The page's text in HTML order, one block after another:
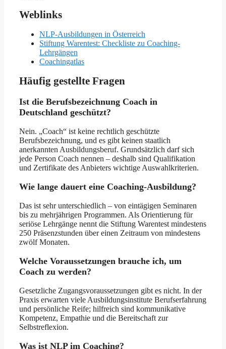
Weblinks
NLP-Ausbildungen in Österreich
Stiftung Warentest: Checkliste zu Coaching-
Lehrgängen
Coachingatlas
Häufig gestellte Fragen
Ist die Berufsbezeichnung Coach in
Deutschland geschützt?
Nein. „Coach“ ist keine rechtlich geschützte
Berufsbezeichnung, und es gibt keinen staatlich
anerkannten Ausbildungsberuf. Grundsätzlich darf sich
jede Person Coach nennen – deshalb sind Qualifikation
und Zertifikate des Anbieters wichtige Auswahlkriterien.
Wie lange dauert eine Coaching-Ausbildung?
Das ist sehr unterschiedlich – von eintägigen Seminaren
bis zu mehrjährigen Programmen. Als Orientierung für
seriöse Lehrgänge nennt die Stiftung Warentest mindestens
250 Präsenzstunden über einen Zeitraum von mindestens
zwölf Monaten.
Welche Voraussetzungen brauche ich, um
Coach zu werden?
Gesetzliche Zugangsvoraussetzungen gibt es nicht. In der
Praxis erwarten viele Ausbildungsinstitute Berufserfahrung
und persönliche Reife; hilfreich sind kommunikative
Kompetenz, Empathie und die Bereitschaft zur
Selbstreflexion.
Was ist NLP im Coaching?